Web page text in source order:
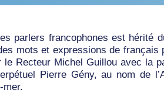
parlers francophones est hérité
mots et expressions de français
le Recteur Michel Guillou avec la
Pierre Gény, au nom de
mer.